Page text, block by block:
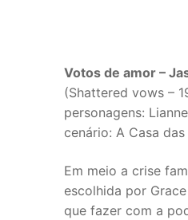
Votos de amor –
(Shattered vows –
personagens:
cenário: A Casa
Em meio a crise
escolhida por
que fazer com a